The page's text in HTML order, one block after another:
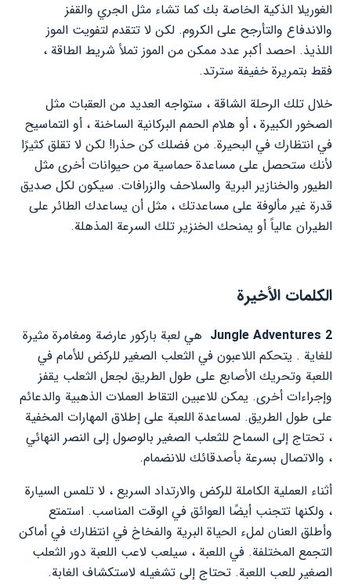
الغوريلا الذكية الخاصة بك كما تشاء مثل الجري والقفز
والاندفاع والتأرجح على الكروم. لكن لا تتقدم لتفويت الموز
اللذيذ. احصد أكبر عدد ممكن من الموز تملأ شريط الطاقة ،
فقط بتمريرة خفيفة سترتد.
خلال تلك الرحلة الشاقة ، ستواجه العديد من العقبات مثل
الصخور الكبيرة ، أو هلام الحمم البركانية الساخنة ، أو التماسيح
في انتظارك في البحيرة. من فضلك كن حذرا! لكن لا تقلق كثيرًا
لأنك ستحصل على مساعدة حماسية من حيوانات أخرى مثل
الطيور والخنازير البرية والسلاحف والزرافات. سيكون لكل صديق
قدرة غير مألوفة على مساعدتك ، مثل أن يساعدك الطائر على
الطيران عالياً أو يمنحك الخنزير تلك السرعة المذهلة.
الكلمات الأخيرة
Jungle Adventures 2 هي لعبة باركور عارضة ومغامرة مثيرة
للغاية . يتحكم اللاعبون في الثعلب الصغير للركض للأمام في
اللعبة وتحريك الأصابع على طول الطريق لجعل الثعلب يقفز
وإجراءات أخرى. يمكن للاعبين التقاط العملات الذهبية والدعائم
على طول الطريق. لمساعدة اللعبة على إطلاق المهارات المخفية
، تحتاج إلى السماح للثعلب الصغير بالوصول إلى النصر النهائي
، والاتصال بسرعة بأصدقائك للانضمام.
أثناء العملية الكاملة للركض والارتداد السريع ، لا تلمس السيارة
، ولكنها تتجنب أيضًا العوائق في الوقت المناسب. استمتع
وأطلق العنان لملء الحياة البرية والفخاخ في انتظارك في أماكن
التجمع المختلفة. في اللعبة ، سيلعب لاعب اللعبة دور الثعلب
الصغير للعب اللعبة. تحتاج إلى تشغيله لاستكشاف الغابة.